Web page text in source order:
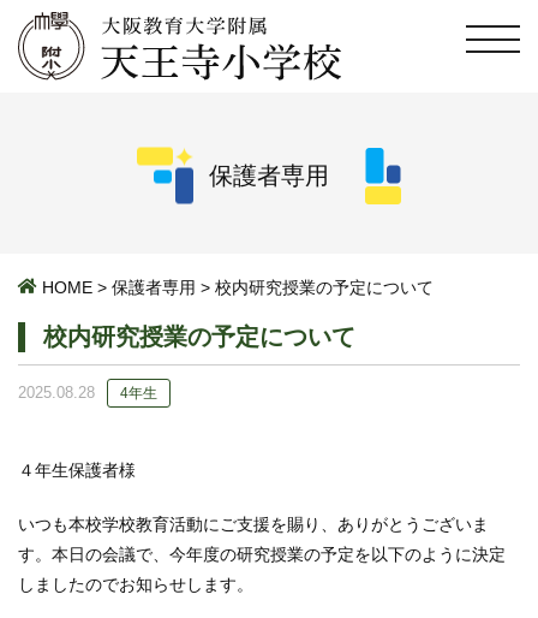
保護者専用
HOME > 保護者専用 > 校内研究授業の予定について
校内研究授業の予定について
2025.08.28 4年生
４年生保護者様
いつも本校学校教育活動にご支援を賜り、ありがとうございま
す。本日の会議で、今年度の研究授業の予定を以下のように決定
しましたのでお知らせします。